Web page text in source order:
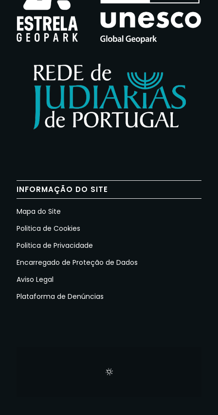
INFORMAÇÃO DO SITE
Mapa do Site
Politica de Cookies
Politica de Privacidade
Encarregado de Proteção de Dados
Aviso Legal
Plataforma de Denúncias